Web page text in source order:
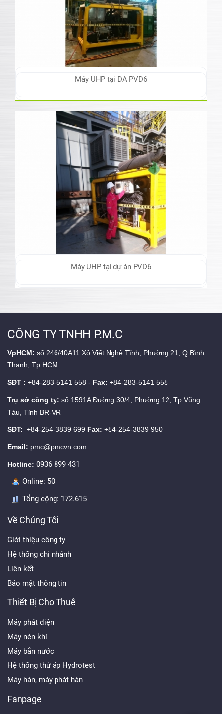
Máy UHP tại DA PVD6
Máy UHP tại dự án PVD6
CÔNG TY TNHH P.M.C
VpHCM: số 246/40A11 Xô Viết Nghệ Tĩnh, Phường 21, Q.Bình
Thạnh, Tp.HCM
SĐT : +84-283-5141 558 - Fax: +84-283-5141 558
Trụ sở công ty: số 1591A Đường 30/4, Phường 12, Tp Vũng
Tàu, Tỉnh BR-VR
SĐT: +84-254-3839 699 Fax: +84-254-3839 950
Email: pmc@pmcvn.com
Hotline: 0936 899 431
Online: 50
Tổng cộng: 172.615
Về Chúng Tôi
Giới thiệu công ty
Hệ thống chi nhánh
Liên kết
Bảo mật thông tin
Thiết Bị Cho Thuê
Máy phát điện
Máy nén khí
Máy bắn nước
Hệ thống thử áp Hydrotest
Máy hàn, máy phát hàn
Fanpage